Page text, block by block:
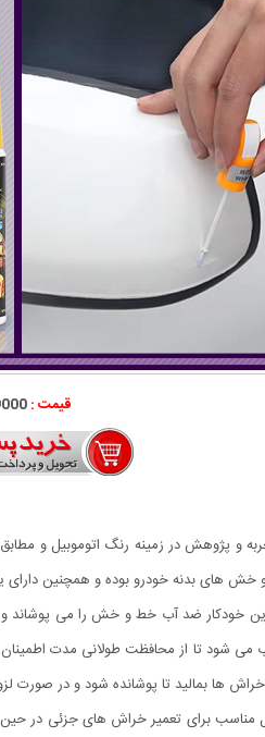
قیمت :
در زمینه رنگ اتوموبیل و مطابق
خش های بدنه خودرو بوده و همچنین
خودکار ضد آب خط و خش را می
تا از محافظت طولانی مدت
ها بمالید تا پوشانده شود و در صورت
برای تعمیر خراش های جزئی در